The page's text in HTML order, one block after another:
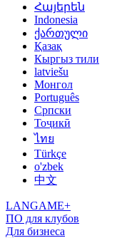
Հայերեն
Indonesia
ქართული
Қазақ
Кыргыз тили
latviešu
Монгол
Português
Српски
Тоҷикӣ
ไทย
Türkçe
o'zbek
中文
LANGAME+
ПО для клубов
Для бизнеса